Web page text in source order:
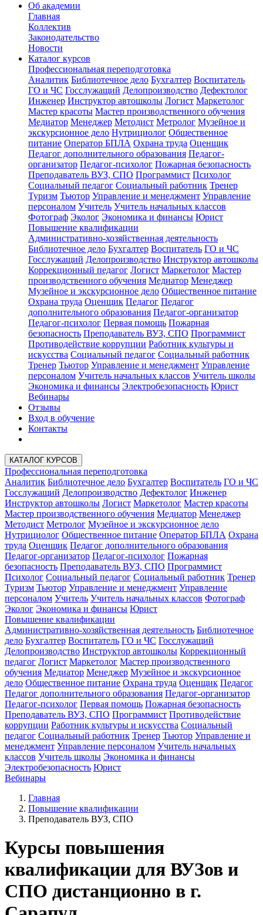
Об академии
Главная
Коллектив
Законодательство
Новости
Каталог курсов
Профессиональная переподготовка
Аналитик Библиотечное дело Бухгалтер Воспитатель
ГО и ЧС Госслужащий Делопроизводство Дефектолог
Инженер Инструктор автошколы Логист Маркетолог
Мастер красоты Мастер производственного обучения
Медиатор Менеджер Методист Метролог Музейное и
экскурсионное дело Нутрициолог Общественное
питание Оператор БПЛА Охрана труда Оценщик
Педагог дополнительного образования Педагог-
организатор Педагог-психолог Пожарная безопасность
Преподаватель ВУЗ, СПО Программист Психолог
Социальный педагог Социальный работник Тренер
Туризм Тьютор Управление и менеджмент Управление
персоналом Учитель Учитель начальных классов
Фотограф Эколог Экономика и финансы Юрист
Повышение квалификации
Административно-хозяйственная деятельность
Библиотечное дело Бухгалтер Воспитатель ГО и ЧС
Госслужащий Делопроизводство Инструктор автошколы
Коррекционный педагог Логист Маркетолог Мастер
производственного обучения Медиатор Менеджер
Музейное и экскурсионное дело Общественное питание
Охрана труда Оценщик Педагог Педагог
дополнительного образования Педагог-организатор
Педагог-психолог Первая помощь Пожарная
безопасность Преподаватель ВУЗ, СПО Программист
Противодействие коррупции Работник культуры и
искусства Социальный педагог Социальный работник
Тренер Тьютор Управление и менеджмент Управление
персоналом Учитель начальных классов Учитель школы
Экономика и финансы Электробезопасность Юрист
Вебинары
Отзывы
Вход в обучение
Контакты
КАТАЛОГ КУРСОВ
Профессиональная переподготовка
Аналитик Библиотечное дело Бухгалтер Воспитатель ГО и ЧС
Госслужащий Делопроизводство Дефектолог Инженер
Инструктор автошколы Логист Маркетолог Мастер красоты
Мастер производственного обучения Медиатор Менеджер
Методист Метролог Музейное и экскурсионное дело
Нутрициолог Общественное питание Оператор БПЛА Охрана
труда Оценщик Педагог дополнительного образования
Педагог-организатор Педагог-психолог Пожарная
безопасность Преподаватель ВУЗ, СПО Программист
Психолог Социальный педагог Социальный работник Тренер
Туризм Тьютор Управление и менеджмент Управление
персоналом Учитель Учитель начальных классов Фотограф
Эколог Экономика и финансы Юрист
Повышение квалификации
Административно-хозяйственная деятельность Библиотечное
дело Бухгалтер Воспитатель ГО и ЧС Госслужащий
Делопроизводство Инструктор автошколы Коррекционный
педагог Логист Маркетолог Мастер производственного
обучения Медиатор Менеджер Музейное и экскурсионное
дело Общественное питание Охрана труда Оценщик Педагог
Педагог дополнительного образования Педагог-организатор
Педагог-психолог Первая помощь Пожарная безопасность
Преподаватель ВУЗ, СПО Программист Противодействие
коррупции Работник культуры и искусства Социальный
педагог Социальный работник Тренер Тьютор Управление и
менеджмент Управление персоналом Учитель начальных
классов Учитель школы Экономика и финансы
Электробезопасность Юрист
Вебинары
Главная
Повышение квалификации
Преподаватель ВУЗ, СПО
Курсы повышения
квалификации для ВУЗов и
СПО дистанционно в г.